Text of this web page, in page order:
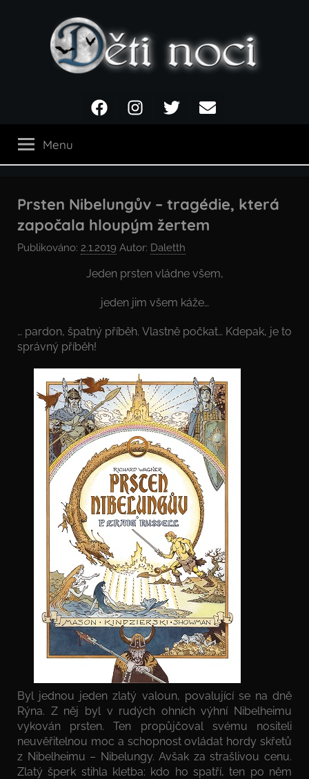
noci
FacebookInstagramTwitter Email
Menu
Prsten Nibelungův – tragédie, která
započala hloupým žertem
Publikováno: 2.1.2019 Autor: Daletth
Jeden prsten vládne všem,
jeden jim všem káže…
… pardon, špatný příběh. Vlastně počkat… Kdepak, je to
správný příběh!
Byl jednou jeden zlatý valoun, povalující se na dně
Rýna. Z něj byl v rudých ohních výhní Nibelheimu
vykován prsten. Ten propůjčoval svému nositeli
neuvěřitelnou moc a schopnost ovládat hordy skřetů
z Nibelheimu – Nibelungy. Avšak za strašlivou cenu.
Zlatý šperk stihla kletba: kdo ho spatří, ten po něm